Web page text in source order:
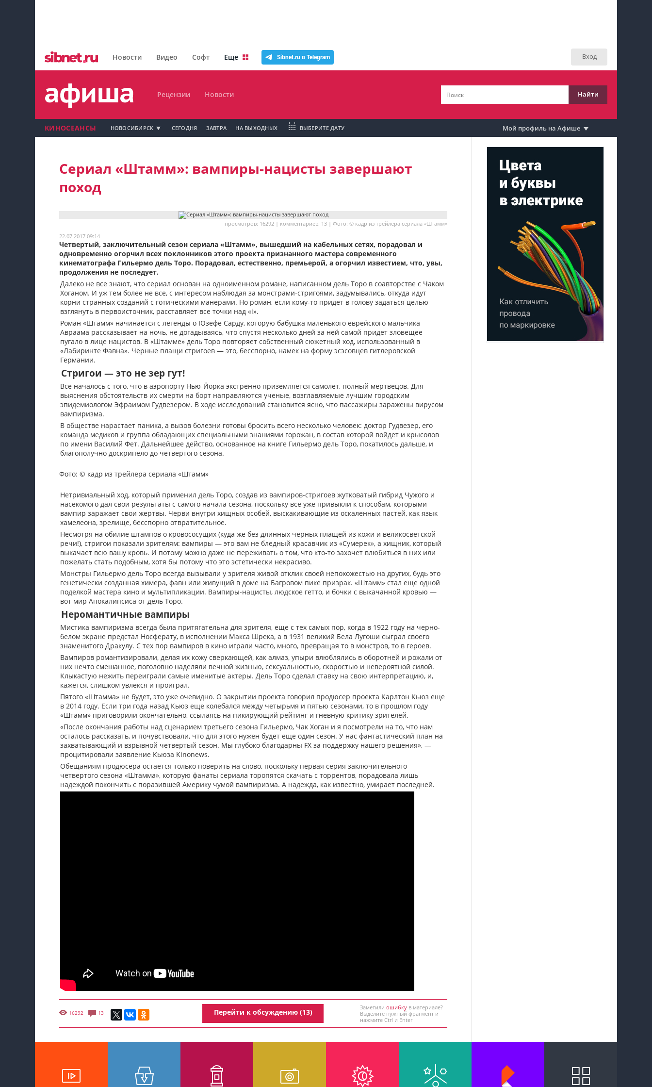
Новости Видео Софт Еще Sibnet.ru в Telegram Вход
Рецензии
Новости
Мои события
Мои тусовки
Мои материалы
Мои места
Моя личная афиша
Перечитать
Рецензии Новости Найти
Мои тусовки
Мои места
Перечитать
КИНОСЕАНСЫ НОВОСИБИРСК СЕГОДНЯ ЗАВТРА НА ВЫХОДНЫХ ВЫБЕРИТЕ ДАТУ Мой профиль на Афише
Сериал «Штамм»: вампиры-нацисты завершают
поход
просмотров: 16292 | комментариев: 13 | Фото: © кадр из трейлера сериала «Штамм»
22.07.2017 09:14
Четвертый, заключительный сезон сериала «Штамм», вышедший на кабельных сетях, порадовал и
одновременно огорчил всех поклонников этого проекта признанного мастера современного
кинематографа Гильермо дель Торо. Порадовал, естественно, премьерой, а огорчил известием, что, увы,
продолжения не последует.
Далеко не все знают, что сериал основан на одноименном романе, написанном дель Торо в соавторстве с Чаком
Хоганом. И уж тем более не все, с интересом наблюдая за монстрами-стригоями, задумывались, откуда идут
корни странных созданий с готическими манерами. Но роман, если кому-то придет в голову задаться целью
взглянуть в первоисточник, расставляет все точки над «i».
Роман «Штамм» начинается с легенды о Юзефе Сарду, которую бабушка маленького еврейского мальчика
Авраама рассказывает на ночь, не догадываясь, что спустя несколько дней за ней самой придет зловещее
пугало в лице нацистов. В «Штамме» дель Торо повторяет собственный сюжетный ход, использованный в
«Лабиринте Фавна». Черные плащи стригоев — это, бесспорно, намек на форму эсэсовцев гитлеровской
Германии.
Стригои — это не зер гут!
Все началось с того, что в аэропорту Нью-Йорка экстренно приземляется самолет, полный мертвецов. Для
выяснения обстоятельств их смерти на борт направляются ученые, возглавляемые лучшим городским
эпидемиологом Эфраимом Гудвезером. В ходе исследований становится ясно, что пассажиры заражены вирусом
вампиризма.
В обществе нарастает паника, а вызов болезни готовы бросить всего несколько человек: доктор Гудвезер, его
команда медиков и группа обладающих специальными знаниями горожан, в состав которой войдет и крысолов
по имени Василий Фет. Дальнейшее действо, основанное на книге Гильермо дель Торо, покатилось дальше, и
благополучно доскрипело до четвертого сезона.
Фото: © кадр из трейлера сериала «Штамм»
Нетривиальный ход, который применил дель Торо, создав из вампиров-стригоев жутковатый гибрид Чужого и
насекомого дал свои результаты с самого начала сезона, поскольку все уже привыкли к способам, которыми
вампир заражает свои жертвы. Черви внутри хищных особей, выскакивающие из оскаленных пастей, как язык
хамелеона, зрелище, бесспорно отвратительное.
Несмотря на обилие штампов о кровососущих (куда же без длинных черных плащей из кожи и великосветской
речи!), стригои показали зрителям: вампиры — это вам не бледный красавчик из «Сумерек», а хищник, который
выкачает всю вашу кровь. И потому можно даже не переживать о том, что кто-то захочет влюбиться в них или
пожелать стать подобным, хотя бы потому что это эстетически некрасиво.
Монстры Гильермо дель Торо всегда вызывали у зрителя живой отклик своей непохожестью на других, будь это
генетически созданная химера, фавн или живущий в доме на Багровом пике призрак. «Штамм» стал еще одной
поделкой мастера кино и мультипликации. Вампиры-нацисты, людское гетто, и бочки с выкачанной кровью —
вот мир Апокалипсиса от дель Торо.
Неромантичные вампиры
Мистика вампиризма всегда была притягательна для зрителя, еще с тех самых пор, когда в 1922 году на черно-
белом экране предстал Носферату, в исполнении Макса Шрека, а в 1931 великий Бела Лугоши сыграл своего
знаменитого Дракулу. С тех пор вампиров в кино играли часто, много, превращая то в монстров, то в героев.
Вампиров романтизировали, делая их кожу сверкающей, как алмаз, упыри влюблялись в оборотней и рожали от
них нечто смешанное, поголовно наделяли вечной жизнью, сексуальностью, скоростью и невероятной силой.
Клыкастую нежить переиграли самые именитые актеры. Дель Торо сделал ставку на свою интерпретацию, и,
кажется, слишком увлекся и проиграл.
Пятого «Штамма» не будет, это уже очевидно. О закрытии проекта говорил продюсер проекта Карлтон Кьюз еще
в 2014 году. Если три года назад Кьюз еще колебался между четырьмя и пятью сезонами, то в прошлом году
«Штамм» приговорили окончательно, ссылаясь на пикирующий рейтинг и гневную критику зрителей.
«После окончания работы над сценарием третьего сезона Гильермо, Чак Хоган и я посмотрели на то, что нам
осталось рассказать, и почувствовали, что для этого нужен будет еще один сезон. У нас фантастический план на
захватывающий и взрывной четвертый сезон. Мы глубоко благодарны FX за поддержку нашего решения», —
процитировали заявление Кьюза Kinonews.
Обещаниям продюсера остается только поверить на слово, поскольку первая серия заключительного
четвертого сезона «Штамма», которую фанаты сериала торопятся скачать с торрентов, порадовала лишь
надеждой покончить с поразившей Америку чумой вампиризма. А надежда, как известно, умирает последней.
16292 13 Перейти к обсуждению (13)
Заметили ошибку в материале?
Выделите нужный фрагмент и
нажмите Ctrl и Enter